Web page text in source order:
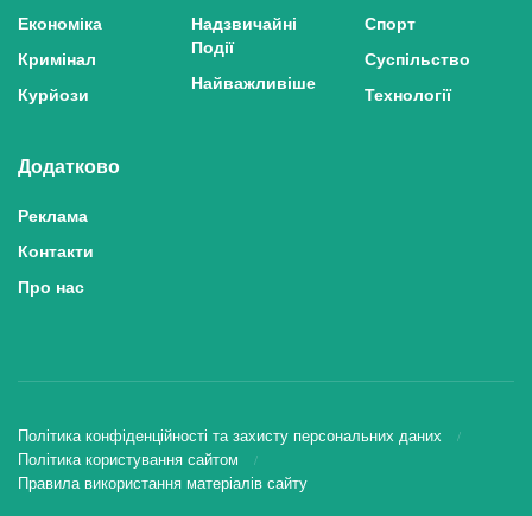
Економіка
Кримінал
Курйози
Надзвичайні
Події
Найважливіше
Спорт
Суспільство
Технології
Додатково
Реклама
Контакти
Про нас
Політика конфіденційності та захисту персональних даних
Політика користування сайтом
Правила використання матеріалів сайту